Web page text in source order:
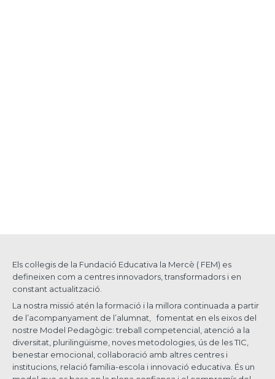
Els col·legis de la Fundació Educativa la Mercè ( FEM) es
defineixen com a centres innovadors, transformadors i en
constant actualització.
La nostra missió atén la formació i la millora continuada a partir
de l’acompanyament de l’alumnat, fomentat en els eixos del
nostre Model Pedagògic: treball competencial, atenció a la
diversitat, plurilingüisme, noves metodologies, ús de les TIC,
benestar emocional, col·laboració amb altres centres i
institucions, relació família-escola i innovació educativa. És un